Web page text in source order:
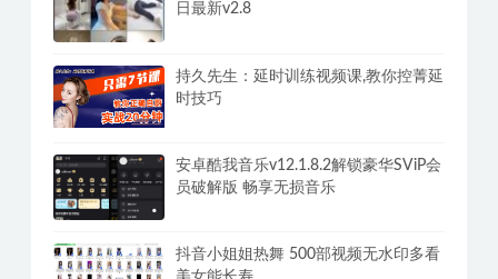
日最新v2.8
持久先生：延时训练视频课,教你控菁延
时技巧
安卓酷我音乐v12.1.8.2解锁豪华SViP会
员破解版 畅享无损音乐
抖音小姐姐热舞 500部视频无水印多看